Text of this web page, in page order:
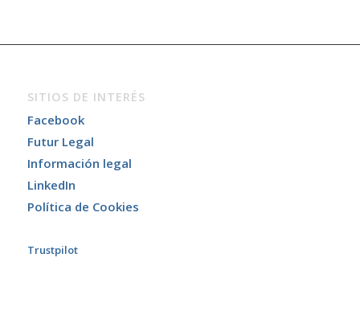
SITIOS DE INTERÉS
Facebook
Futur Legal
Información legal
LinkedIn
Política de Cookies
Trustpilot